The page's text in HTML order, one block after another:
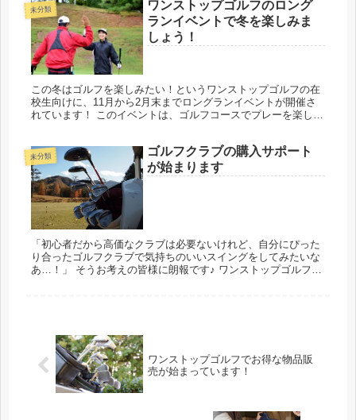
未分類
ワンストップゴルフのロング
ランイベントで冬を楽しみま
しょう！
この冬はゴルフを楽しみたい！というワンストップゴルフの在
校生向けに、11月から2月末までロングランイベントが開催さ
れています！ このイベントは、ゴルフコースでプレーを楽し
未分類
ゴルフクラブの購入サポート
が始まります
「初心者だから高価なクラブは必要ないけれど、自分にぴった
り合ったゴルフクラブで気持ちのいいスイングをしてみたいな
あ…！」 そうお考えの皆様に朗報です♪ ワンストップゴルフで
ワンストップゴルフでお得な物品販
売が始まっています！